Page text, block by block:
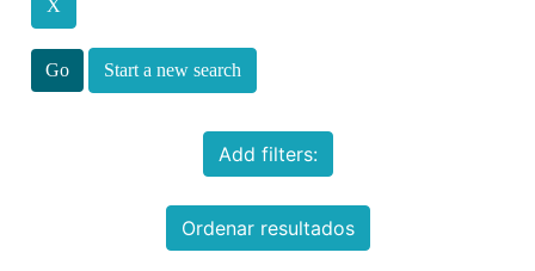
Start a new search
Add filters:
Ordenar resultados